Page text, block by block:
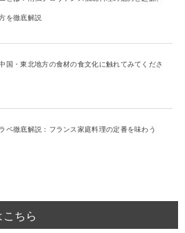
を徹底解説
国・東北地方の食材の食文化に触れてみてくださ
ペ徹底解説：フランス家庭料理の定番を味わう
ちら